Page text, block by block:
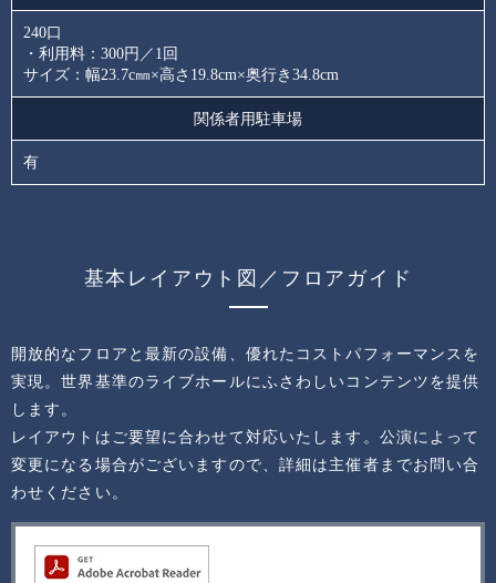
240口
・利用料：300円／1回
サイズ：幅23.7c㎜×高さ19.8cm×奥行き34.8cm
関係者用駐車場
有
基本レイアウト図／フロアガイド
開放的なフロアと最新の設備、優れたコストパフォーマンスを
実現。世界基準のライブホールにふさわしいコンテンツを提供
します。
レイアウトはご要望に合わせて対応いたします。公演によって
変更になる場合がございますので、詳細は主催者までお問い合
わせください。